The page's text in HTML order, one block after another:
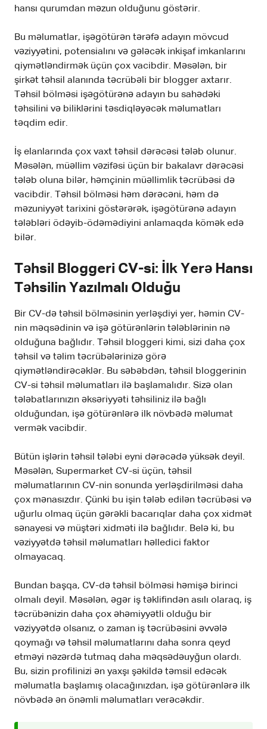
hansı qurumdan məzun olduğunu göstərir.
Bu məlumatlar, işəgötürən tərəfə adayın mövcud
vəziyyətini, potensialını və gələcək inkişaf imkanlarını
qiymətləndirmək üçün çox vacibdir. Məsələn, bir
şirkət təhsil alanında təcrübəli bir blogger axtarır.
Təhsil bölməsi işəgötürənə adayın bu sahədəki
təhsilini və biliklərini təsdiqləyəcək məlumatları
təqdim edir.
İş elanlarında çox vaxt təhsil dərəcəsi tələb olunur.
Məsələn, müəllim vəzifəsi üçün bir bakalavr dərəcəsi
tələb oluna bilər, həmçinin müəllimlik təcrübəsi də
vacibdir. Təhsil bölməsi həm dərəcəni, həm də
məzuniyyət tarixini göstərərək, işəgötürənə adayın
tələbləri ödəyib-ödəmədiyini anlamaqda kömək edə
bilər.
Təhsil Bloggeri CV-si: İlk Yerə Hansı
Təhsilin Yazılmalı Olduğu
Bir CV-də təhsil bölməsinin yerləşdiyi yer, həmin CV-
nin məqsədinin və işə götürənlərin tələblərinin nə
olduğuna bağlıdır. Təhsil bloggeri kimi, sizi daha çox
təhsil və təlim təcrübələrinizə görə
qiymətləndirəcəklər. Bu səbəbdən, təhsil bloggerinin
CV-si təhsil məlumatları ilə başlamalıdır. Sizə olan
tələbatlarınızın əksəriyyəti təhsiliniz ilə bağlı
olduğundan, işə götürənlərə ilk növbədə məlumat
vermək vacibdir.
Bütün işlərin təhsil tələbi eyni dərəcədə yüksək deyil.
Məsələn, Supermarket CV-si üçün, təhsil
məlumatlarının CV-nin sonunda yerləşdirilməsi daha
çox mənasızdır. Çünki bu işin tələb edilən təcrübəsi və
uğurlu olmaq üçün gərəkli bacarıqlar daha çox xidmət
sənayesi və müştəri xidməti ilə bağlıdır. Belə ki, bu
vəziyyətdə təhsil məlumatları həlledici faktor
olmayacaq.
Bundan başqa, CV-də təhsil bölməsi həmişə birinci
olmalı deyil. Məsələn, əgər iş təklifindən asılı olaraq, iş
təcrübənizin daha çox əhəmiyyətli olduğu bir
vəziyyətdə olsanız, o zaman iş təcrübəsini əvvələ
qoymağı və təhsil məlumatlarını daha sonra qeyd
etməyi nəzərdə tutmaq daha məqsədəuyğun olardı.
Bu, sizin profilinizi ən yaxşı şəkildə təmsil edəcək
məlumatla başlamış olacağınızdan, işə götürənlərə ilk
növbədə ən önəmli məlumatları verəcəkdir.